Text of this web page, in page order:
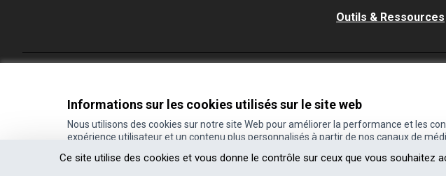
Ce site utilise des cookies et vous donne le contrôle sur ceux que vous souhaitez
Informations sur les cookies utilisés sur le site web
Nous utilisons des cookies sur notre site Web pour améliorer la performance et les
expérience utilisateur et un contenu plus personnalisés à partir de nos canaux de
Outils & Ressources
(Lien externe)
Site réalisé grâce aulogiciel libre Decidim
(Lien externe)
.